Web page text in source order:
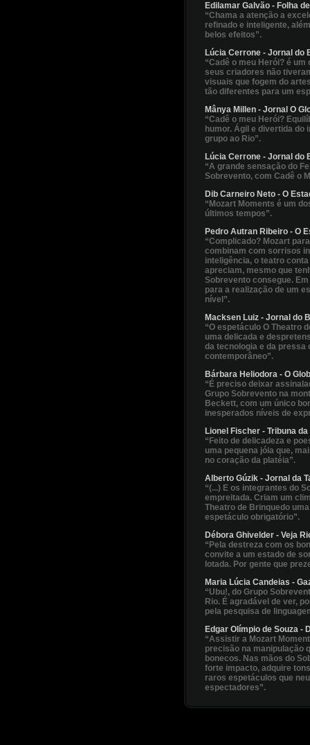
Edilamar Galvão - Folha
“Chama a atenção a
refinado e inteligente,
belos efeitos”.
Lúcia Cerrone - Jornal do
“Cadê o meu Herói? é
seus criadores não
visuais que fogem do
tão diferentes para um
Mânya Millen - Jornal O
“Cadê o meu Herói?
humor. Ágil e divertida do
grupo ao Rio”.
Lúcia Cerrone - Jornal do
“A grande sensação do
Sobrevento, com Cadê o
Dib Carneiro Neto - O
“Mozart Moments é um
últimos tempos”.
Pedro Autran Ribeiro - O
“Complicado? Mozart
combinam com sorrisos
inteligência, o teatro
apreciam, mesmo que
Sobrevento consegue.
para a realização de um
nível”.
Macksen Luiz - Jornal do
“O espetáculo O Theatro
uma delicada e
da tecnologia e da pressa
contemporâneo”.
Bárbara Heliodora - O
“É preciso deixar
Grupo Sobrevento na
Beckett, com um único
inesperados níveis de
Lionel Fischer - Tribuna
“Feito de delicadeza e
uma pequena jóia que,
no coração da platéia”.
Alberto Gúzik - Jornal da
“(...) E os integrantes do
empreitada. Criam um
Theatro de Brinquedo
espetáculo obrigatório”.
Débora Ghivelder - Veja
“Pela destreza com os
convite a um estado de
lotada. Por gente que
Maria Lúcia Candeias -
“Ubu!, do Grupo
Rio. É agradável de ver,
pela pesquisa de
Edgar Olímpio de Souza -
“Assistir a Mozart
precisão na manipulação
bonecos. Nas mãos do
forte impacto, adquire
raros espetáculos que
espectadores”.